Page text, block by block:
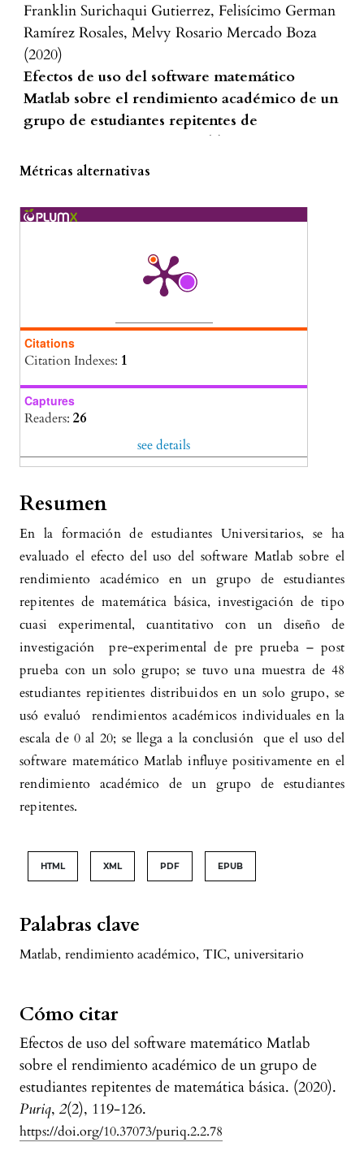
Palabras clave
Matlab, rendimiento académico, TIC, universitario
Cómo citar
Efectos de uso del software matemático Matlab
sobre el rendimiento académico de un grupo de
estudiantes repitentes de matemática básica. (2020).
Puriq, 2(2), 119-126.
https://doi.org/10.37073/puriq.2.2.78
Franklin Surichaqui Gutierrez, Felisícimo German
Ramírez Rosales, Melvy Rosario Mercado Boza
(2020)
Efectos de uso del software matemático
Matlab sobre el rendimiento académico de un
grupo de estudiantes repitentes de
10.37073/puriq.2.2.78
Métricas alternativas
Citations
Citation Indexes: 1
Captures
Readers: 26
see details
Resumen
En la formación de estudiantes Universitarios, se ha
evaluado el efecto del uso del software Matlab sobre el
rendimiento académico en un grupo de estudiantes
repitentes de matemática básica, investigación de tipo
cuasi experimental, cuantitativo con un diseño de
investigación pre-experimental de pre prueba – post
prueba con un solo grupo; se tuvo una muestra de 48
estudiantes repitientes distribuidos en un solo grupo, se
usó evaluó rendimientos académicos individuales en la
escala de 0 al 20; se llega a la conclusión que el uso del
software matemático Matlab influye positivamente en el
rendimiento académico de un grupo de estudiantes
repitentes.
HTML XML PDF EPUB